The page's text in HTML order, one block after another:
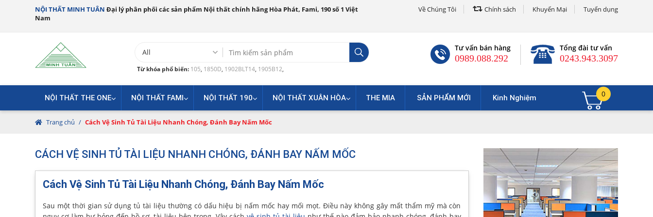
NỘI THẤT MINH TUÂN Đại lý phân phối các sản phẩm Nội thất chính hãng Hòa Phát, Fami, 190 số 1 Việt
Nam
Về Chúng Tôi Chính sách Khuyến Mại Tuyển dụng
for:
Từ khóa phổ biến: 105, 1850D, 1902BLT14, 1905B12,
Tư vấn bán hàng
0989.088.292
Tổng đài tư vấn
0243.943.3097
NỘI THẤT THE ONE NỘI THẤT FAMI NỘI THẤT 190 NỘI THẤT XUÂN HÒA THE MIA SẢN PHẨM MỚI Kinh Nghiệm 0
Trang chủ / Cách Vệ Sinh Tủ Tài Liệu Nhanh Chóng, Đánh Bay Nấm Mốc
CÁCH VỆ SINH TỦ TÀI LIỆU NHANH CHÓNG, ĐÁNH BAY NẤM MỐC
Cách Vệ Sinh Tủ Tài Liệu Nhanh Chóng, Đánh Bay Nấm Mốc
Sau một thời gian sử dụng tủ tài liệu thường có dấu hiệu bị nấm mốc hay mối mọt. Điều này không gây mất thẩm mỹ mà còn